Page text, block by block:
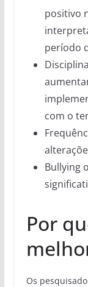
positivo
período
com o
Bullying
Por
Os